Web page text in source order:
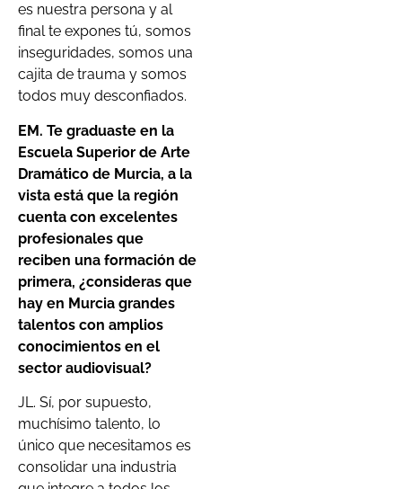
es nuestra persona y al
final te expones tú, somos
inseguridades, somos una
cajita de trauma y somos
todos muy desconfiados.
EM. Te graduaste en la
Escuela Superior de Arte
Dramático de Murcia, a la
vista está que la región
cuenta con excelentes
profesionales que
reciben una formación de
primera, ¿consideras que
hay en Murcia grandes
talentos con amplios
conocimientos en el
sector audiovisual?
JL. Sí, por supuesto,
muchísimo talento, lo
único que necesitamos es
consolidar una industria